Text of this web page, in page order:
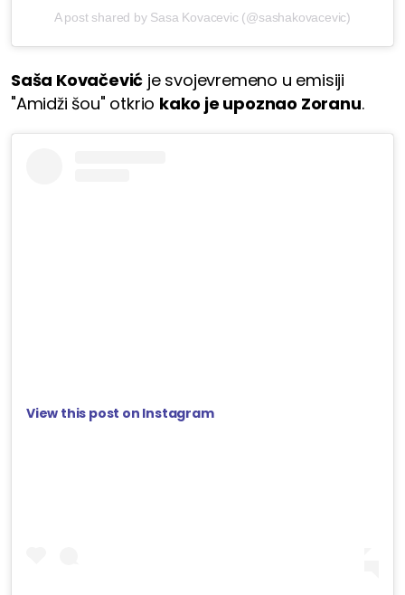
A post shared by Sasa Kovacevic (@sashakovacevic)
Saša Kovačević je svojevremeno u emisiji
"Amidži šou" otkrio kako je upoznao Zoranu.
View this post on Instagram